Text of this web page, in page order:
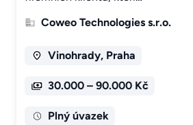
Coweo Technologies s.r.o.
Vinohrady, Praha
30.000 – 90.000 Kč
Plný úvazek